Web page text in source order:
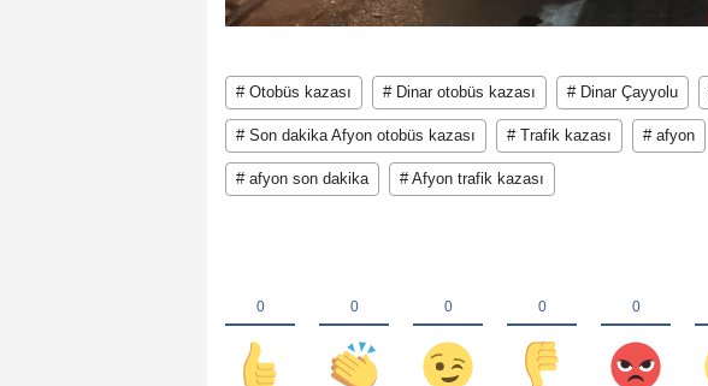
# Otobüs kazası # Dinar otobüs kazası # Dinar Çayyolu
# Son dakika Afyon otobüs kazası # Trafik kazası # afyon
# afyon son dakika # Afyon trafik kazası